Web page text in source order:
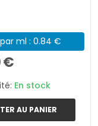
ml : 0.84 €
€
En stock
AU PANIER